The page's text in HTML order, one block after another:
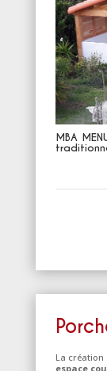
MBA
La création
espace